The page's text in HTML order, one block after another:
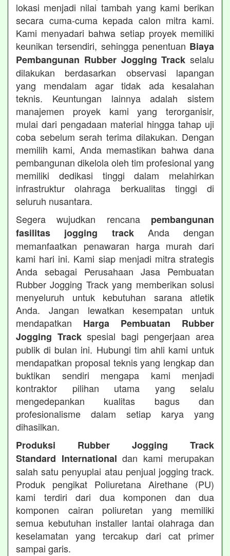
lokasi menjadi nilai tambah yang kami berikan
secara cuma-cuma kepada calon mitra kami.
Kami menyadari bahwa setiap proyek memiliki
keunikan tersendiri, sehingga penentuan Biaya
Pembangunan Rubber Jogging Track selalu
dilakukan berdasarkan observasi lapangan
yang mendalam agar tidak ada kesalahan
teknis. Keuntungan lainnya adalah sistem
manajemen proyek kami yang terorganisir,
mulai dari pengadaan material hingga tahap uji
coba sebelum serah terima dilakukan. Dengan
memilih kami, Anda memastikan bahwa dana
pembangunan dikelola oleh tim profesional yang
memiliki dedikasi tinggi dalam melahirkan
infrastruktur olahraga berkualitas tinggi di
seluruh nusantara.
Segera wujudkan rencana pembangunan
fasilitas jogging trackAnda dengan
memanfaatkan penawaran harga murah dari
kami hari ini. Kami siap menjadi mitra strategis
Anda sebagai Perusahaan Jasa Pembuatan
Rubber Jogging Track yang memberikan solusi
menyeluruh untuk kebutuhan sarana atletik
Anda. Jangan lewatkan kesempatan untuk
mendapatkan Harga Pembuatan Rubber
Jogging Trackspesial bagi pengerjaan area
publik di bulan ini. Hubungi tim ahli kami untuk
mendapatkan proposal teknis yang lengkap dan
buktikan sendiri mengapa kami menjadi
kontraktor pilihan utama yang selalu
mengedepankan kualitas bagus dan
profesionalisme dalam setiap karya yang
dihasilkan.
Produksi Rubber Jogging Track
Standard International dan kami merupakan
salah satu penyuplai atau penjual jogging track.
Produk pengikat Poliuretana Airethane (PU)
kami terdiri dari dua komponen dan dua
komponen cairan poliuretan yang memiliki
semua kebutuhan installer lantai olahraga dan
keselamatan yang tercakup dari cat primer
sampai garis.